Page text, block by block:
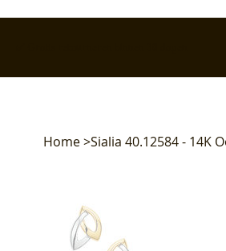
Home>Sialia 40.12584 - 14K